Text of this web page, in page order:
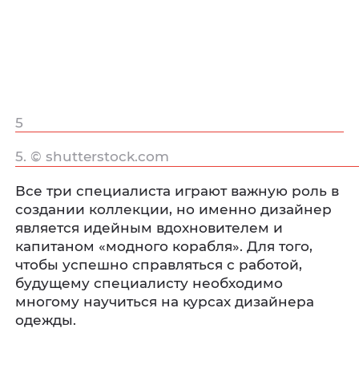
5
Все три специалиста играют важную роль в
создании коллекции, но именно дизайнер
является идейным вдохновителем и
капитаном «модного корабля». Для того,
чтобы успешно справляться с работой,
будущему специалисту необходимо
многому научиться на курсах дизайнера
одежды.
5. © shutterstock.com